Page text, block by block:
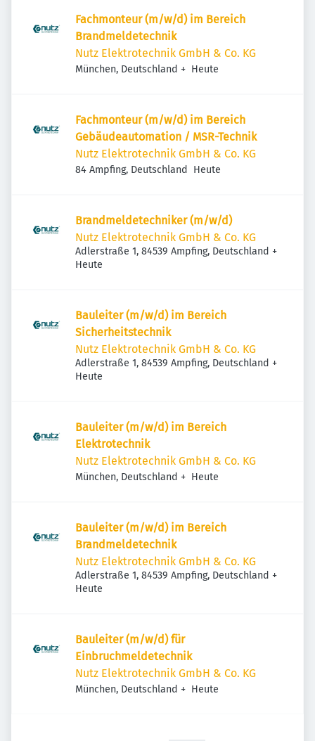
Fachmonteur (m/w/d) im Bereich
Brandmeldetechnik
Nutz Elektrotechnik GmbH & Co. KG
München, Deutschland + Veröffentlicht
Heute
Fachmonteur (m/w/d) im Bereich
Gebäudeautomation / MSR-Technik
Nutz Elektrotechnik GmbH & Co. KG
84 Ampfing, Deutschland Veröffentlicht
Heute
Brandmeldetechniker (m/w/d)
Nutz Elektrotechnik GmbH & Co. KG
Adlerstraße 1, 84539 Ampfing, Deutschland +
Veröffentlicht
Heute
Bauleiter (m/w/d) im Bereich
Sicherheitstechnik
Nutz Elektrotechnik GmbH & Co. KG
Adlerstraße 1, 84539 Ampfing, Deutschland +
Veröffentlicht
Heute
Bauleiter (m/w/d) im Bereich
Elektrotechnik
Nutz Elektrotechnik GmbH & Co. KG
München, Deutschland + Veröffentlicht
Heute
Bauleiter (m/w/d) im Bereich
Brandmeldetechnik
Nutz Elektrotechnik GmbH & Co. KG
Adlerstraße 1, 84539 Ampfing, Deutschland +
Veröffentlicht
Heute
Bauleiter (m/w/d) für
Einbruchmeldetechnik
Nutz Elektrotechnik GmbH & Co. KG
München, Deutschland + Veröffentlicht
Heute